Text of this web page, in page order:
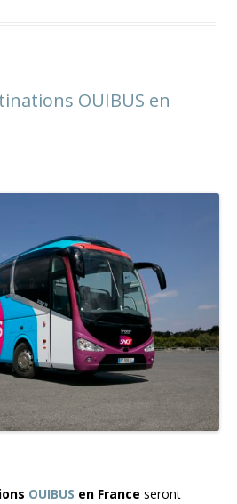
OUIBUS en
OUIBUS en France seront